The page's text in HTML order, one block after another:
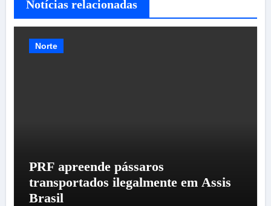
Notícias relacionadas
Norte
PRF apreende pássaros
transportados ilegalmente em Assis
Brasil